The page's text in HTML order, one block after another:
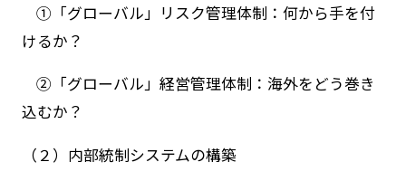
①「グローバル」リスク管理体制：何から手を付
けるか？
②「グローバル」経営管理体制：海外をどう巻き
込むか？
（２）内部統制システムの構築